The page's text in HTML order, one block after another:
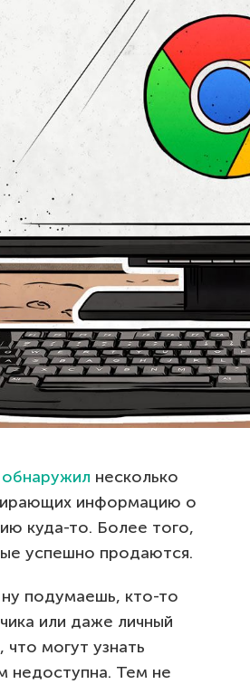
обнаружил несколько
информацию о
куда-то. Более того,
успешно продаются.
ну подумаешь, кто-то
или даже личный
что могут узнать
недоступна. Тем не